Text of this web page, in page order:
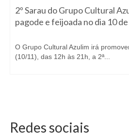
2º Sarau do Grupo Cultural
pagode e feijoada no dia 10
O Grupo Cultural Azulim irá
(10/11), das 12h às 21h, a 2ª...
Redes sociais